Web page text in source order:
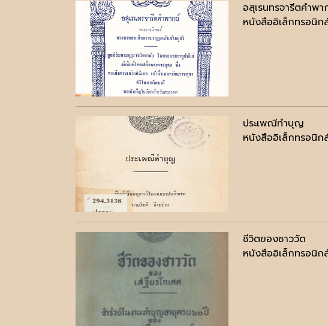
อสุเรนทรจารีตคำพ
หนังสืออิเล็กทรอนิก
ประเพณีทำบุญ
หนังสืออิเล็กทรอนิก
ชีวิตของชาววัด
หนังสืออิเล็กทรอนิก